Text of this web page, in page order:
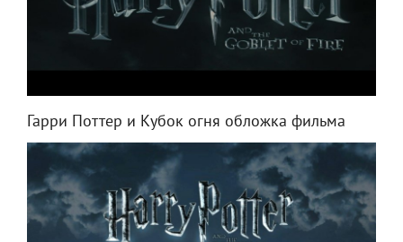
Гарри Поттер и Кубок огня обложка фильма